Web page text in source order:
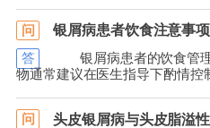
问 银屑病患者饮食注意事项
答
银屑病患者的饮食管理
物通常建议在医生指导下酌情控
问 头皮银屑病与头皮脂溢